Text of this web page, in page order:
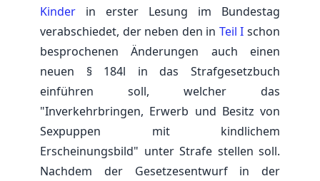
Kinder in erster Lesung im Bundestag
verabschiedet, der neben den in Teil I schon
besprochenen Änderungen auch einen
neuen § 184l in das Strafgesetzbuch
einführen soll, welcher das
"Inverkehrbringen, Erwerb und Besitz von
Sexpuppen mit kindlichem
Erscheinungsbild" unter Strafe stellen soll.
Nachdem der Gesetzesentwurf in der